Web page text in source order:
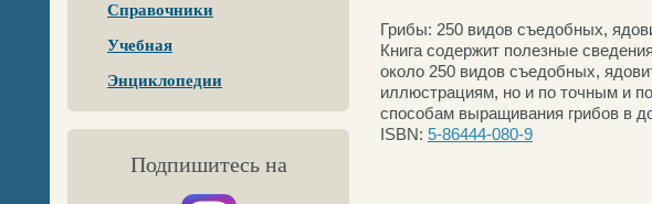
Справочники
Учебная
Энциклопедии
Подпишитесь на
Грибы: 250 видов съедобных,
Книга содержит полезные
около 250 видов съедобных,
иллюстрациям, но и по точным и
способам выращивания грибов в
ISBN: 5-86444-080-9